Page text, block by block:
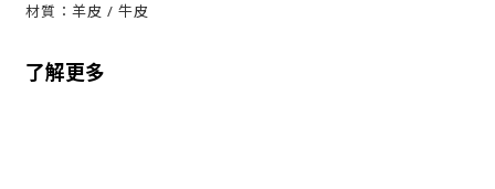
材質：羊皮 / 牛皮
了解更多